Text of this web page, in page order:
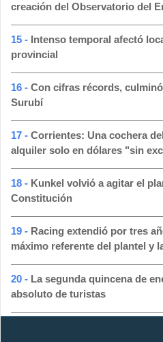
creación del Observatorio del
15 - Intenso temporal afectó
provincial
16 - Con cifras récords,
Surubí
17 - Corrientes: Una cochera
alquiler solo en dólares "sin
18 - Kunkel volvió a agitar el
Constitución
19 - Racing extendió por tres
máximo referente del plantel y
20 - La segunda quincena de
absoluto de turistas